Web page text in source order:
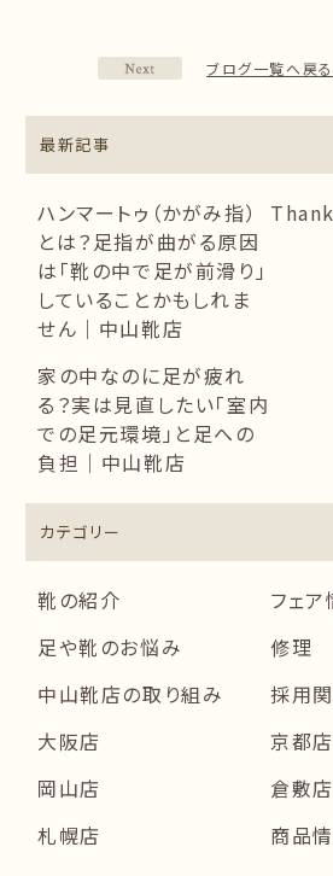
ブログ一覧へ戻る
最新記事
ハンマートゥ（かがみ指）
とは？足指が曲がる原因
は「靴の中で足が前滑り」
していることかもしれま
せん｜中山靴店
家の中なのに足が疲れ
る？実は見直したい「室内
での足元環境」と足への
負担｜中山靴店
カテゴリー
靴の紹介
フェア
足や靴のお悩み
修理
中山靴店の取り組み
採用
大阪店
京都店
岡山店
倉敷店
札幌店
商品